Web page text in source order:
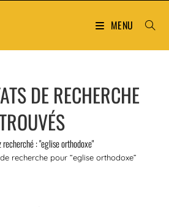
MENU
DE RECHERCHE
recherché : "eglise orthodoxe"
recherche pour “eglise orthodoxe”